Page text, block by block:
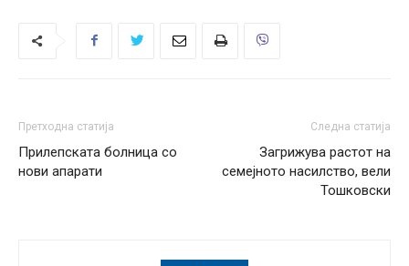
Претходна статија
Прилепската болница со
нови апарати
Следна статија
Загрижува растот на
семејното насилство, вели
Тошковски